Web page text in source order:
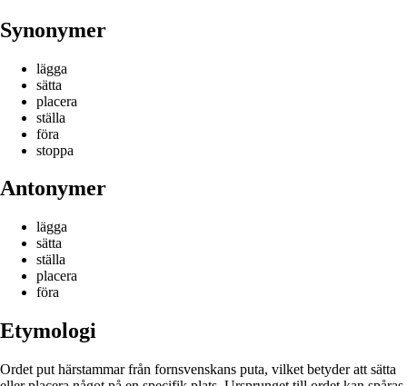
Synonymer
lägga
sätta
placera
ställa
föra
stoppa
Antonymer
lägga
sätta
ställa
placera
föra
Etymologi
Ordet put härstammar från fornsvenskans puta, vilket betyder att sätta